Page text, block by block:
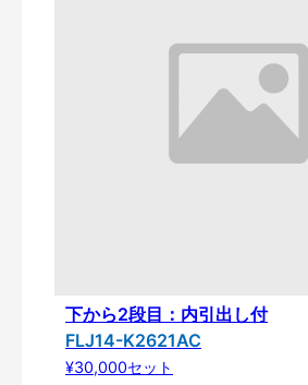
下から2段目：内引出し付
FLJ14-K2621AC
¥30,000セット